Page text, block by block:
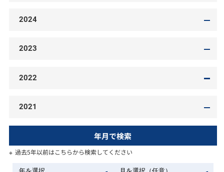
2024
2023
2022
2021
年月で検索
過去5年以前はこちらから検索してください